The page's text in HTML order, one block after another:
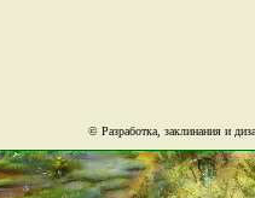
© Разработка, заклинания и